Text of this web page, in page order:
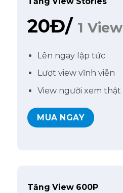
20Đ/ 1 View
Lên ngay lập tức
Lượt view vĩnh viễn
View người xem thật
MUA NGAY
Tăng View 600P